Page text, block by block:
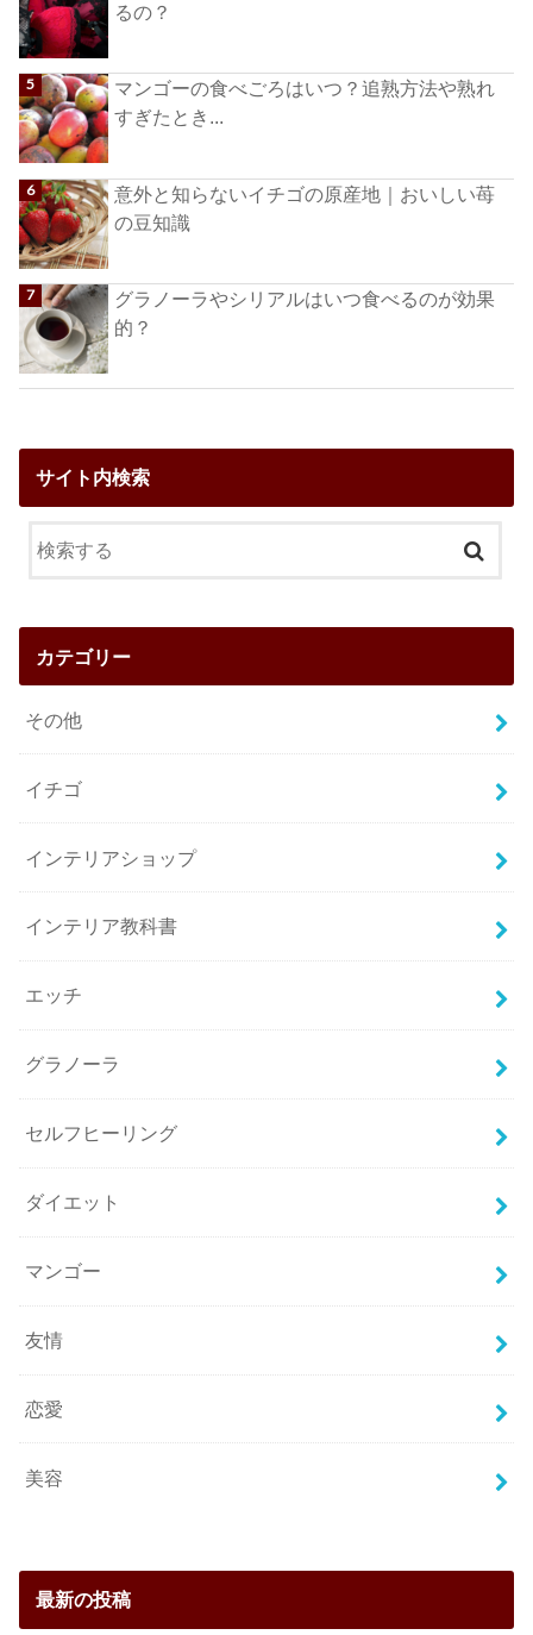
るの？
マンゴーの食べごろはいつ？追熟方法や熟れ
すぎたとき...
意外と知らないイチゴの原産地｜おいしい苺
の豆知識
グラノーラやシリアルはいつ食べるのが効果
的？
サイト内検索
カテゴリー
その他
イチゴ
インテリアショップ
インテリア教科書
エッチ
グラノーラ
セルフヒーリング
ダイエット
マンゴー
友情
恋愛
美容
最新の投稿